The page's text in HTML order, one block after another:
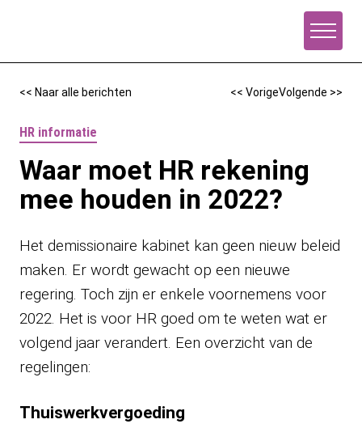
<< Naar alle berichten << VorigeVolgende >>
HR informatie
Waar moet HR rekening
mee houden in 2022?
Het demissionaire kabinet kan geen nieuw beleid
maken. Er wordt gewacht op een nieuwe
regering. Toch zijn er enkele voornemens voor
2022. Het is voor HR goed om te weten wat er
volgend jaar verandert. Een overzicht van de
regelingen:
Thuiswerkvergoeding